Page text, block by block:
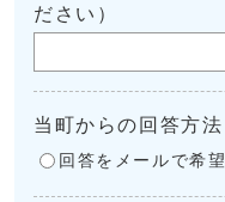
ださい）
当町からの回答方法
回答をメールで希望